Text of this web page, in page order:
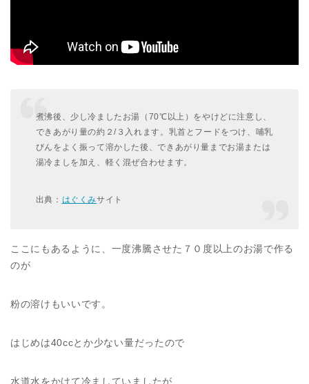
煮沸後、少し冷ましたお湯（70℃以上）をやけどに注意 し、
できあがり量の約２/３入れます。乳首とフードをつけ、哺乳
びんをよく振って溶かした後、できあがり量までお湯または
湯冷ましを加え、軽く混ぜ合わせます。
出典： はぐくみサイト
ここにもあるように、一度沸騰させた７０度以上のお湯で作る
のが
粉の溶けもいいです。
はじめは40ccとか少ない量だったので
水道水をかけて冷ましていましたが